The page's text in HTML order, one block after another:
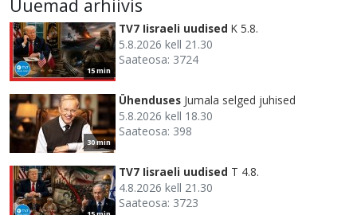
Uuemad arhiivis
15 min
TV7 Iisraeli uudised K 5.8.
5.8.2026 kell 21.30
Saateosa: 3724
30 min
Ühenduses Jumala selged juhised
5.8.2026 kell 18.30
Saateosa: 398
TV7 Iisraeli uudised T 4.8.
4.8.2026 kell 21.30
Saateosa: 3723